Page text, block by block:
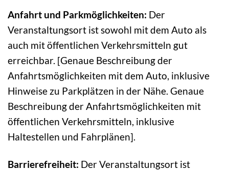
Anfahrt und Parkmöglichkeiten: Der
Veranstaltungsort ist sowohl mit dem Auto als
auch mit öffentlichen Verkehrsmitteln gut
erreichbar. [Genaue Beschreibung der
Anfahrtsmöglichkeiten mit dem Auto, inklusive
Hinweise zu Parkplätzen in der Nähe. Genaue
Beschreibung der Anfahrtsmöglichkeiten mit
öffentlichen Verkehrsmitteln, inklusive
Haltestellen und Fahrplänen].
Barrierefreiheit: Der Veranstaltungsort ist